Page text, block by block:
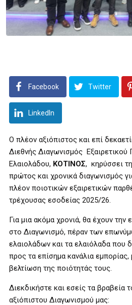
Facebook Twitter
LinkedIn
Ο πλέον αξιόπιστος και επί
Διεθνής Διαγωνισμός Εξαιρετικού
Ελαιολάδου, ΚΟΤΙΝΟΣ, κηρύσσει
πρώτος και χρονικά διαγωνισμός
πλέον ποιοτικών εξαιρετικών
τρέχουσας εσοδείας 2025/26.
Για μια ακόμα χρονιά, θα έχουν την
στο Διαγωνισμό, πέραν των
ελαιολάδων και τα ελαιόλαδα που
προς τα επίσημα κανάλια
βελτίωση της ποιότητάς τους.
Διεκδικήστε και εσείς τα βραβεία
αξιόπιστου Διαγωνισμού μας: